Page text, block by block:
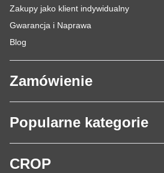
Zakupy jako klient indywidualny
Gwarancja i Naprawa
Blog
Zamówienie
Popularne kategorie
CROP